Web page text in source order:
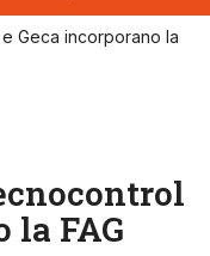
Geca incorporano la
la FAG